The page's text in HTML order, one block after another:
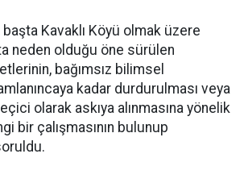
başta Kavaklı Köyü olmak üzere
neden olduğu öne sürülen
bağımsız bilimsel
kadar durdurulması veya
olarak askıya alınmasına yönelik
bir çalışmasının bulunup